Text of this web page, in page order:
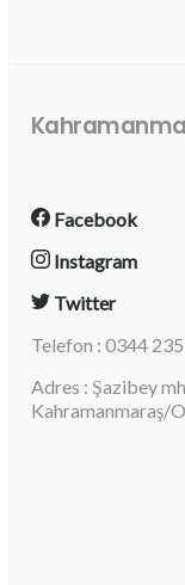
Facebook
Instagram
Twitter
Telefon : 0344
Adres : Şazibey
Kahramanmaraş/